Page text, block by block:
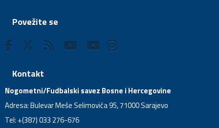
Povežite se
Kontakt
Nogometni/Fudbalski savez Bosne i Hercegovine
Adresa: Bulevar Meše Selimovića 95, 71000 Sarajevo
Tel: +(387) 033 276-676